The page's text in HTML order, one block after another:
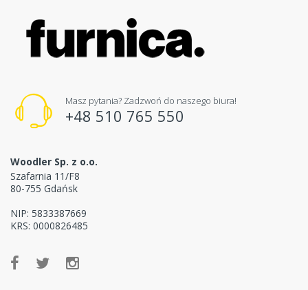
Masz pytania? Zadzwoń do naszego biura!
+48 510 765 550
Woodler Sp. z o.o.
Szafarnia 11/F8
80-755 Gdańsk
NIP: 5833387669
KRS: 0000826485